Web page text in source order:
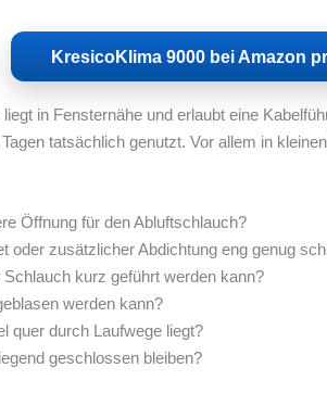
KresicoKlima 9000 bei Amazon
in Fensternähe und erlaubt eine
tatsächlich genutzt. Vor allem in
Öffnung für den Abluftschlauch?
oder zusätzlicher Abdichtung eng genug
kurz geführt werden kann?
werden kann?
quer durch Laufwege liegt?
geschlossen bleiben?